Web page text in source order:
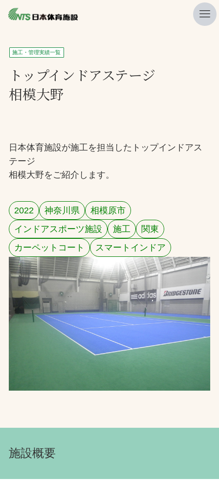
私たちの強み
ニュース
プレスリリース
施工・管理実績一覧
会社概要
お問合せ
お取引先の皆様へ
プライバシーポリシー
ソーシャルメディアポリシー
FacebookYouTube
施工・管理実績一覧
トップインドアステージ
相模大野
日本体育施設が施工を担当したトップインドアス
テージ
相模大野をご紹介します。
2022 神奈川県
相模原市
インドアスポーツ施設
施工
関東
カーペットコート
スマートインドア
施設概要